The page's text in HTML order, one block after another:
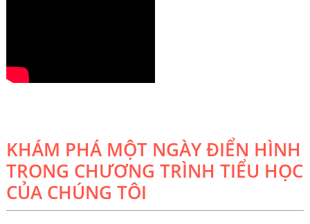
KHÁM PHÁ MỘT NGÀY ĐIỂN HÌNH
TRONG CHƯƠNG TRÌNH TIỂU HỌC
CỦA CHÚNG TÔI